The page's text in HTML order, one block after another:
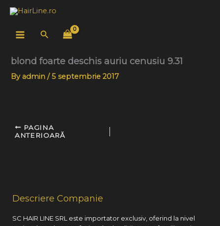
Skip
content
Search
blond foarte deschis auriu cenusiu 9.31
By admin/5 septembrie 2017
PAGINA
ANTERIOARĂ
Descriere Companie
SC HAIR LINE SRL este importator exclusiv, oferind la nivel